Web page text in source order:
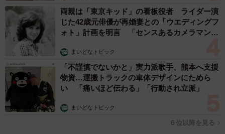
両親は「東京キッド」の看板役者 ライダー演
じた42歳元俳優が再婚妻との「ウエディングフ
ォト」計画を明言 「センスあるカメラマン求
まいどなトピック
「不謹慎でないかと」実力派歌手、熊本へ支援
物資…運搬トラックの車体デザインにためら
い 「痛いほど伝わる」「行動され立派」
まいどなトピック
６位以降を見る